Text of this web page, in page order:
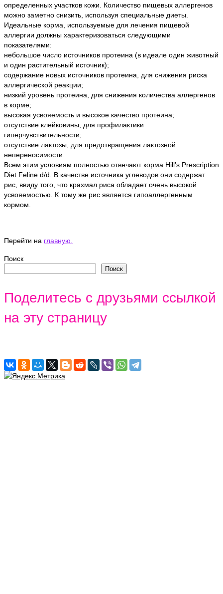
определенных участков кожи. Количество пищевых аллергенов
можно заметно снизить, используя специальные диеты.
Идеальные корма, используемые для лечения пищевой
аллергии должны характеризоваться следующими
показателями:
небольшое число источников протеина (в идеале один животный
и один растительный источник);
содержание новых источников протеина, для снижения риска
аллергической реакции;
низкий уровень протеина, для снижения количества аллергенов
в корме;
высокая усвояемость и высокое качество протеина;
отсутствие клейковины, для профилактики
гиперчувствительности;
отсутствие лактозы, для предотвращения лактозной
непереносимости.
Всем этим условиям полностью отвечают корма Hill’s Рrescriрtion
Diet Feline d/d. В качестве источника углеводов они содержат
рис, ввиду того, что крахмал риса обладает очень высокой
усвояемостью. К тому же рис является гипоаллергенным
кормом.
Перейти на главную.
Поиск
Поиск
Поделитесь с друзьями ссылкой
на эту страницу